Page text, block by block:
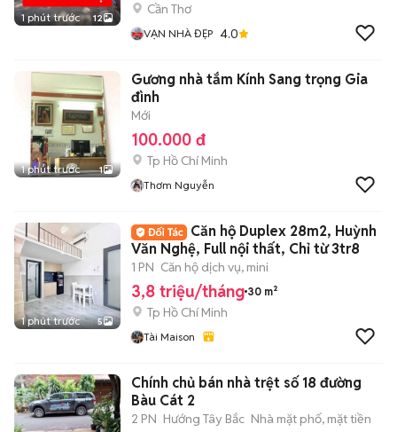
1 phút trước 12
Cần Thơ
VẠN NHÀ ĐẸP 4.0
1 phút trước 1
Gương nhà tắm Kính Sang trọng Gia
đình
Mới
100.000 đ
Tp Hồ Chí Minh
Thơm Nguyễn
1 phút trước 5
Căn hộ Duplex 28m2, Huỳnh
Văn Nghệ, Full nội thất, Chỉ từ 3tr8
1 PN Căn hộ dịch vụ, mini
3,8 triệu/tháng 30 m²
Tp Hồ Chí Minh
Tài Maison
Chính chủ bán nhà trệt số 18 đường
Bàu Cát 2
2 PN Hướng Tây Bắc Nhà mặt phố, mặt tiền